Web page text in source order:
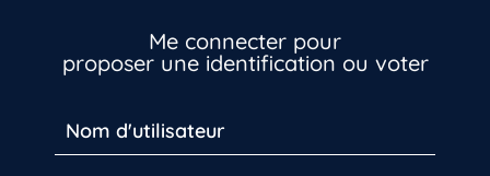
Me connecter pour
proposer une identification ou voter